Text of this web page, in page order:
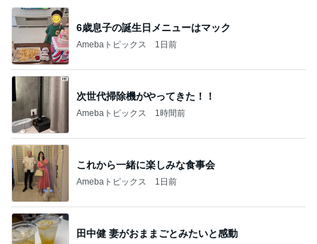
6歳息子の誕生日メニューはマック
Amebaトピックス 1日前
次世代掃除機がやってきた！！
Amebaトピックス 1時間前
これから一緒に楽しみな食事会
Amebaトピックス 1日前
田中健 妻がおままごとみたいと感動